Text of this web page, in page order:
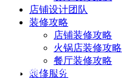
店铺设计团队
装修攻略
店铺装修攻略
火锅店装修攻略
餐厅装修攻略
装修服务
联系我们 Contact us